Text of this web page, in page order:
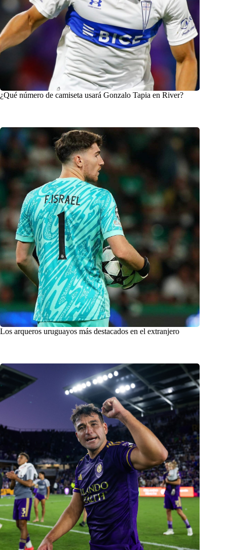
¿Qué número de camiseta usará Gonzalo Tapia en River?
Los arqueros uruguayos más destacados en el extranjero